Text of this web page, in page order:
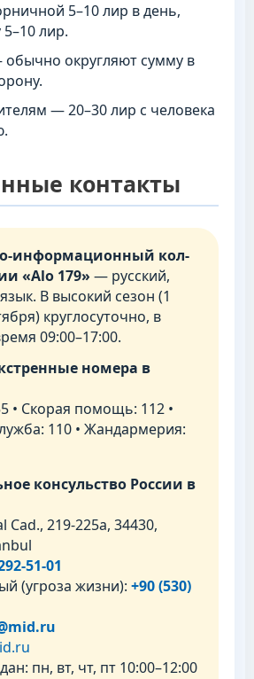
5–10 лир в день,
лир.
обычно округляют сумму в
— 20–30 лир с человека
контакты
информационный кол-
«Alo 179» — русский,
В высокий сезон (1
круглосуточно, в
09:00–17:00.
номера в
• Скорая помощь: 112 •
110 • Жандармерия:
консульство России в
Cad., 219-225а, 34430,
51-01
(угроза жизни): +90 (530)
пн, вт, чт, пт 10:00–12:00